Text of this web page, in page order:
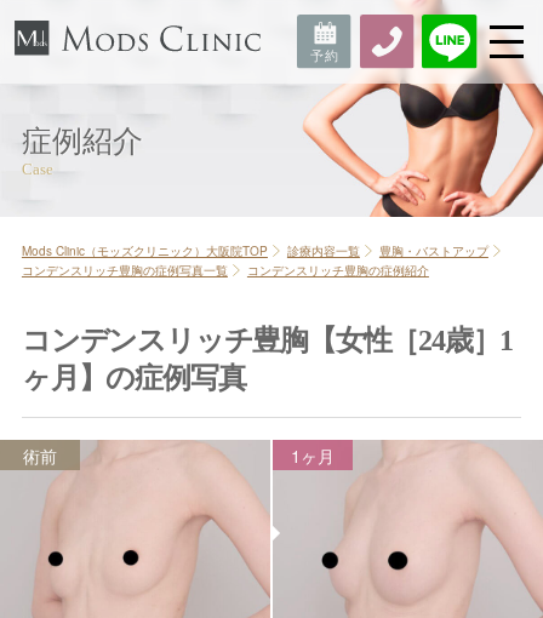
症例紹介
Mods Clinic（モッズクリニック）大阪院TOP 診療内容一覧
豊胸・バストアップ
コンデンスリッチ豊胸の症例写真一覧
コンデンスリッチ豊胸の症例紹介
コンデンスリッチ豊胸【女性［24歳］1
ヶ月】の症例写真
術前 1ヶ月